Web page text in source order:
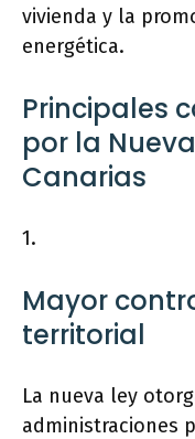
vivienda y la
energética.
Principales
por la
Canarias
1.
Mayor
territorial
La nueva ley
administraciones